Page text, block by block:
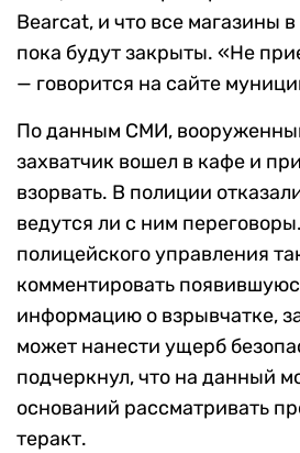
Bearcat, и что все магазины
пока будут закрыты. «Не
— говорится на сайте
По данным СМИ,
захватчик вошел в кафе и
взорвать. В полиции
ведутся ли с ним
полицейского управления
комментировать
информацию о взрывчатке,
может нанести ущерб
подчеркнул, что на данный
оснований рассматривать
теракт.